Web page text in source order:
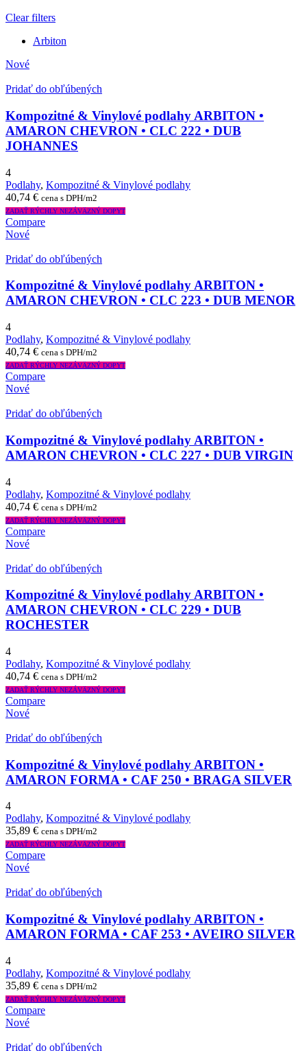
Clear filters
Arbiton
Nové
Pridať do obľúbených
Kompozitné & Vinylové podlahy ARBITON •
AMARON CHEVRON • CLC 222 • DUB
JOHANNES
4
Podlahy, Kompozitné & Vinylové podlahy
40,74 € cena s DPH/m2
ZADAŤ RÝCHLY NEZÁVÄZNÝ DOPYT
Compare
Nové
Pridať do obľúbených
Kompozitné & Vinylové podlahy ARBITON •
AMARON CHEVRON • CLC 223 • DUB MENOR
4
Podlahy, Kompozitné & Vinylové podlahy
40,74 € cena s DPH/m2
ZADAŤ RÝCHLY NEZÁVÄZNÝ DOPYT
Compare
Nové
Pridať do obľúbených
Kompozitné & Vinylové podlahy ARBITON •
AMARON CHEVRON • CLC 227 • DUB VIRGIN
4
Podlahy, Kompozitné & Vinylové podlahy
40,74 € cena s DPH/m2
ZADAŤ RÝCHLY NEZÁVÄZNÝ DOPYT
Compare
Nové
Pridať do obľúbených
Kompozitné & Vinylové podlahy ARBITON •
AMARON CHEVRON • CLC 229 • DUB
ROCHESTER
4
Podlahy, Kompozitné & Vinylové podlahy
40,74 € cena s DPH/m2
ZADAŤ RÝCHLY NEZÁVÄZNÝ DOPYT
Compare
Nové
Pridať do obľúbených
Kompozitné & Vinylové podlahy ARBITON •
AMARON FORMA • CAF 250 • BRAGA SILVER
4
Podlahy, Kompozitné & Vinylové podlahy
35,89 € cena s DPH/m2
ZADAŤ RÝCHLY NEZÁVÄZNÝ DOPYT
Compare
Nové
Pridať do obľúbených
Kompozitné & Vinylové podlahy ARBITON •
AMARON FORMA • CAF 253 • AVEIRO SILVER
4
Podlahy, Kompozitné & Vinylové podlahy
35,89 € cena s DPH/m2
ZADAŤ RÝCHLY NEZÁVÄZNÝ DOPYT
Compare
Nové
Pridať do obľúbených